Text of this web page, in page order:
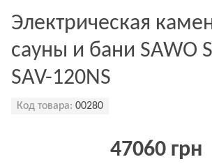
Электрическая
сауны и бани SAWO
SAV-120NS
Код товара: 00280
47060 грн